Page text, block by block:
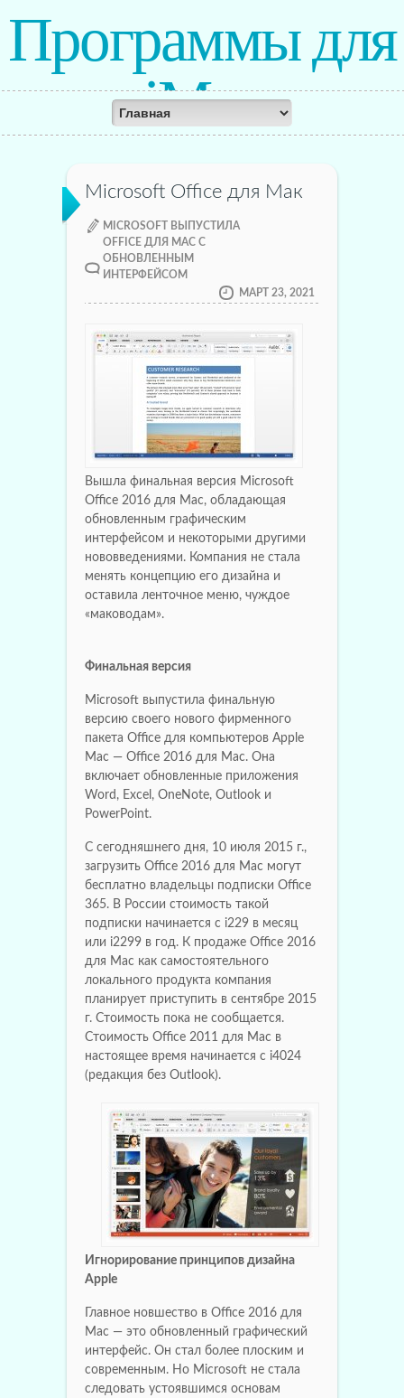
Программы для
iMac
Microsoft Office для Мак
MICROSOFT ВЫПУСТИЛА
OFFICE ДЛЯ MAC С
ОБНОВЛЕННЫМ
ИНТЕРФЕЙСОМ
МАРТ 23, 2021
Вышла финальная версия Microsoft
Office 2016 для Mac, обладающая
обновленным графическим
интерфейсом и некоторыми другими
нововведениями. Компания не стала
менять концепцию его дизайна и
оставила ленточное меню, чуждое
«маководам».
Финальная версия
Microsoft выпустила финальную
версию своего нового фирменного
пакета Office для компьютеров Apple
Mac — Office 2016 для Mac. Она
включает обновленные приложения
Word, Excel, OneNote, Outlook и
PowerPoint.
С сегодняшнего дня, 10 июля 2015 г.,
загрузить Office 2016 для Mac могут
бесплатно владельцы подписки Office
365. В России стоимость такой
подписки начинается с i229 в месяц
или i2299 в год. К продаже Office 2016
для Mac как самостоятельного
локального продукта компания
планирует приступить в сентябре 2015
г. Стоимость пока не сообщается.
Стоимость Office 2011 для Mac в
настоящее время начинается с i4024
(редакция без Outlook).
Игнорирование принципов дизайна
Apple
Главное новшество в Office 2016 для
Mac — это обновленный графический
интерфейс. Он стал более плоским и
современным. Но Microsoft не стала
следовать устоявшимся основам